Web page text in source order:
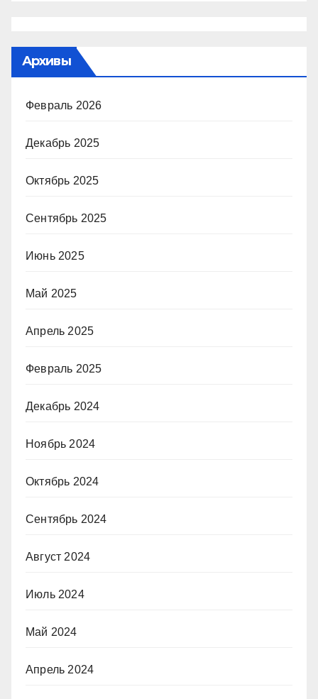
Архивы
Февраль 2026
Декабрь 2025
Октябрь 2025
Сентябрь 2025
Июнь 2025
Май 2025
Апрель 2025
Февраль 2025
Декабрь 2024
Ноябрь 2024
Октябрь 2024
Сентябрь 2024
Август 2024
Июль 2024
Май 2024
Апрель 2024